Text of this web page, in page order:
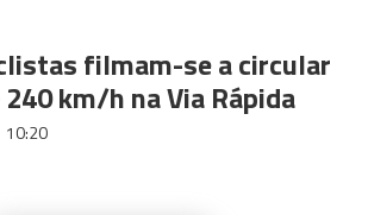
filmam-se a circular
km/h na Via Rápida
10:20